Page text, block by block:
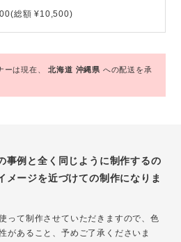
総額 ¥10,500)
ーは現在、北海道 沖縄県 への配送を承
事例と全く同じように制作するの
メージを近づけての制作になりま
って制作させていただきますので、色
があること、予めご了承くださいま